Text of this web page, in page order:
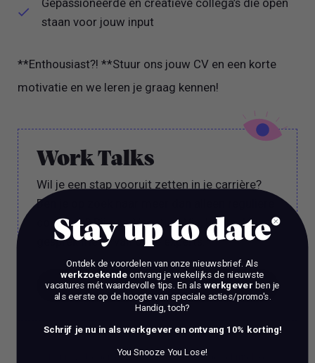
Gepassioneerde en creatieve collega’s die open
staan voor jouw input
**Enthousiast?! **Stuur ons jouw CV en een korte
motivatie en we leren je graag kennen!
Work Talks
Wil je een stap vooruit zetten in je carrière?
Ben je op zoek naar meer dan alleen reguliere
coaching? Bij ons, Vacature Via, kun je dan in
gesprek met 1 van onze experts.
BOEK EEN 70 MIN CONSULT
Het is verboden om zonder voorafgaande schriftelijke
Stay up to date
Ontdek de voordelen van onze nieuwsbrief. Als
werkzoekendeontvang je wekelijks de nieuwste
vacatures mét waardevolle tips. En als werkgever ben je
als eerste op de hoogte van speciale acties/promo's.
Handig, toch?
Schrijf je nu in als werkgever en ontvang 10% korting!
You Snooze You Lose!